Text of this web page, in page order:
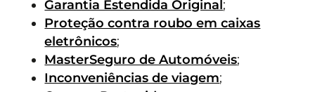
Garantia Estendida Original;
Proteção contra roubo em caixas
eletrônicos;
MasterSeguro de Automóveis;
Inconveniências de viagem;